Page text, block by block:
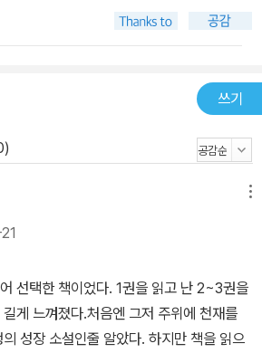
마음에 상쾌한 희망의 바람을 불어넣고
들과 함께 달리고 싶다는 생각을 하게 될 것
에서 가장 아름다운 인생의 진리를 발견한
기를 얻을 수 있을 것이다. 다양한 경험을 하
10대들의 변화하는 내면을 즐겨 그리는
사토 다카코는 ‘달리기’라는 가장 단순하
를 통해 세대를 뛰어넘어 공감할 수 있는 한
설을 그리는데 성공하였다. 이 책을 읽는
몰랐던 그 시절'로 되돌아가게 하는 추억
될 것이고, 청소년들은 인생이라는 '빛나는
내딛게 만드는 응원의 바람을 얻게 될 것이
쓰기
선택한 책이었다. 1권을 읽고 난 2~3권을
게 느껴졌다.처음엔 그저 주위에 천재를
성장 소설인줄 알았다. 하지만 책을 읽으